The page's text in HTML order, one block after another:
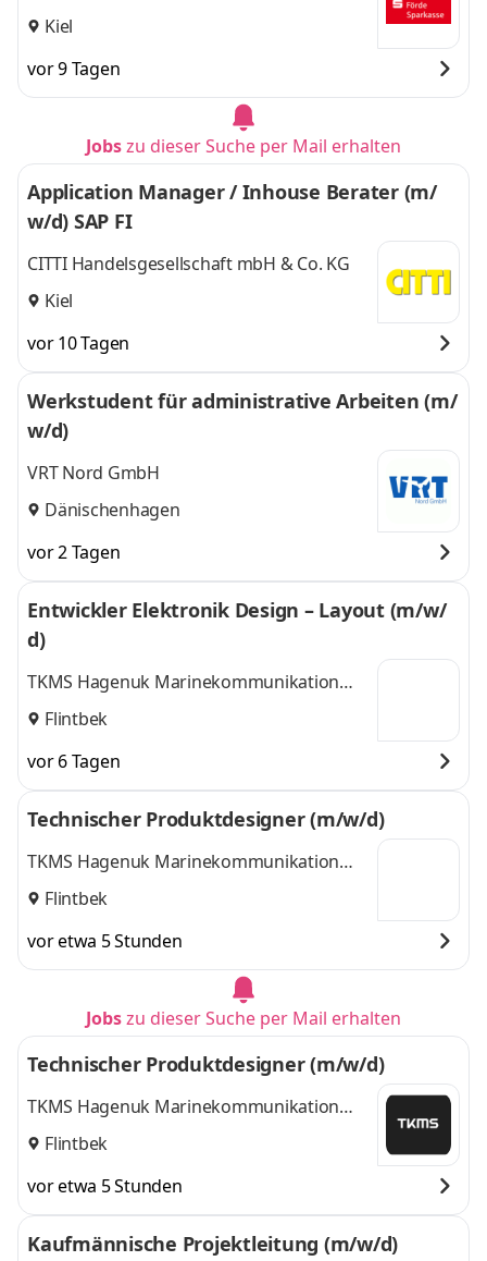
Kiel
vor 9 Tagen
Jobszu dieser Suche per Mail erhalten
Application Manager / Inhouse Berater (m/
w/d) SAP FI
CITTI Handelsgesellschaft mbH & Co. KG
Kiel
vor 10 Tagen
Werkstudent für administrative Arbeiten (m/
w/d)
VRT Nord GmbH
Dänischenhagen
vor 2 Tagen
Entwickler Elektronik Design – Layout (m/w/
d)
TKMS Hagenuk Marinekommunikation
GmbH
Flintbek
vor 6 Tagen
Technischer Produktdesigner (m/w/d)
TKMS Hagenuk Marinekommunikation
GmbH
Flintbek
vor etwa 5 Stunden
Jobszu dieser Suche per Mail erhalten
Technischer Produktdesigner (m/w/d)
TKMS Hagenuk Marinekommunikation
GmbH
Flintbek
vor etwa 5 Stunden
Kaufmännische Projektleitung (m/w/d)